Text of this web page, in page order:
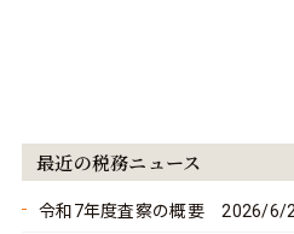
最近の税務ニュース
令和7年度査察の概要 2026/6/